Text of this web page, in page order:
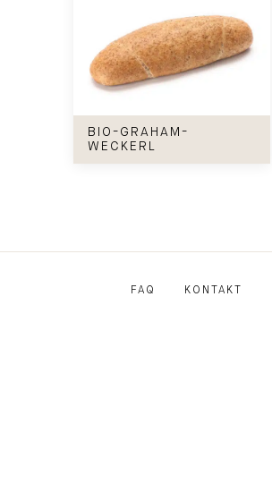
Bio-Graham-Weckerl
BIO-GRAHAM-
WECKERL
FAQ KONTAKT